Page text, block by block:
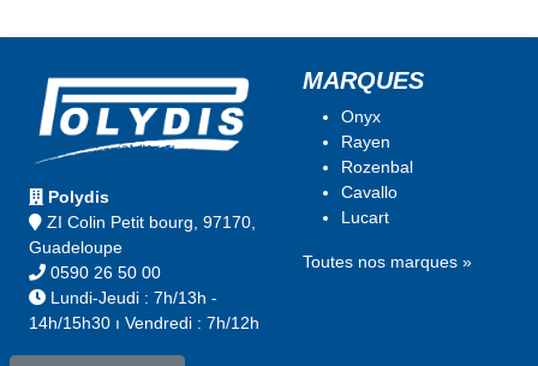
Polydis
ZI Colin Petit bourg, 97170,
Guadeloupe
0590 26 50 00
Lundi-Jeudi : 7h/13h -
14h/15h30 ı Vendredi : 7h/12h
MARQUES
Onyx
Rayen
Rozenbal
Cavallo
Lucart
Toutes nos marques »